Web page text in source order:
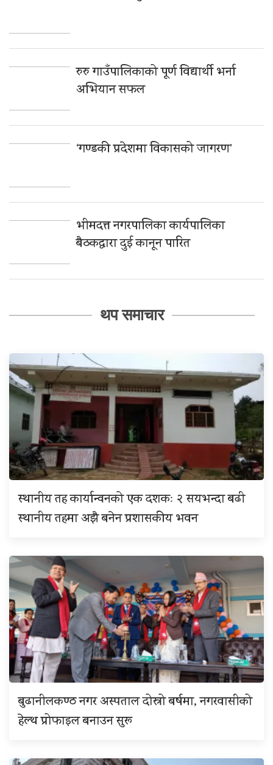
रुरु गाउँपालिकाको पूर्ण विद्यार्थी भर्ना
अभियान सफल
‘गण्डकी प्रदेशमा विकासको जागरण’
भीमदत्त नगरपालिका कार्यपालिका
बैठकद्वारा दुई कानून पारित
थप समाचार
स्थानीय तह कार्यान्वनको एक दशकः २ सयभन्दा बढी
स्थानीय तहमा अझै बनेन प्रशासकीय भवन
बुढानीलकण्ठ नगर अस्पताल दोस्रो बर्षमा, नगरवासीको
हेल्थ प्रोफाइल बनाउन सुरू